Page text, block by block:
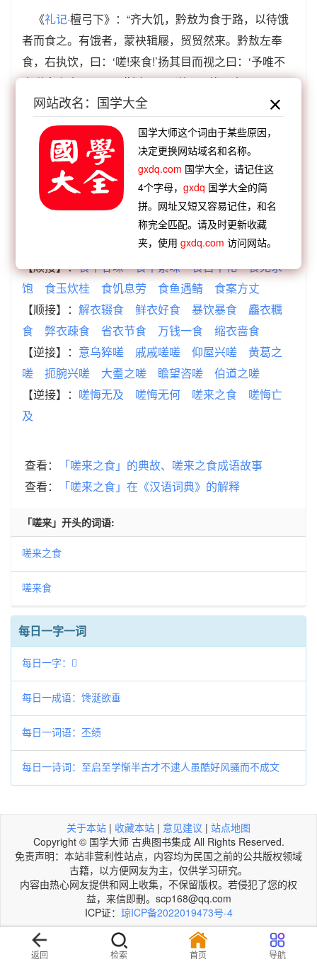
《礼记·檀弓下》：“齐大饥，黔敖为食于路，以待饿
者而食之。有饿者，蒙袂辑屦，贸贸然来。黔敖左奉
食，右执饮，曰：‘嗟!来食!’扬其目而视之曰：‘予唯不
食嗟来之食，以至于斯也!’从而谢焉，终不食而死。”
【例句】：
东晋·陶潜《有会而作》：“嗟来何足吝，徒没空自
谴。” 南朝·宋·范晔《
后汉书·乐羊子妻传》：“妻曰：‘妾
闻志士不饮盗泉之水，廉者不受嗟来之食，况拾金求利
以污其行乎?’”
【顺接】：食不甘味 食不累味 食古不化
食无求
饱
食玉炊桂 食饥息劳 食鱼遇鲭
食案方丈
【顺接】： 解衣辍食 鲜衣好食 暴饮暴食
麤衣糲
食
弊衣疎食 省衣节食 万钱一食
缩衣啬食
【逆接】： 意乌猝嗟 戚戚嗟嗟 仰屋兴嗟
黄葛之
嗟
扼腕兴嗟 大耋之嗟 瞻望咨嗟
伯道之嗟
【逆接】： 嗟悔无及 嗟悔无何 嗟来之食
嗟悔亡
及
查看：
「嗟来之食」的典故、嗟来之食成语故事
查看：
「嗟来之食」在《汉语词典》的解释
「嗟来」开头的词语:
嗟来之食
嗟来食
每日一字一词
每日一字：𫚈
每日一成语：馋涎欲垂
每日一词语：丕绩
每日一诗词：至启至学惭半古才不逮人虽酷好风骚而不成文
关于本站 | 收藏本站 | 意见建议 | 站点地图
Copyright © 国学大师 古典图书集成 All Rights Reserved.
免责声明：本站非营利性站点，内容均为民国之前的公共版权领域
古籍，以方便网友为主，仅供学习研究。
内容由热心网友提供和网上收集，不保留版权。若侵犯了您的权
益，来信即刪。scp168@qq.com
ICP证： 琼ICP备2022019473号-4
返回 检索 首页 导航
网站改名：国学大全
国学大师这个词由于某些原因，
决定更换网站域名和名称。
gxdq.com 国学大全，请记住这
4个字母，gxdq 国学大全的简
拼。网址又短又容易记住，和名
称完全匹配。请及时更新收藏
夹，使用gxdq.com 访问网站。